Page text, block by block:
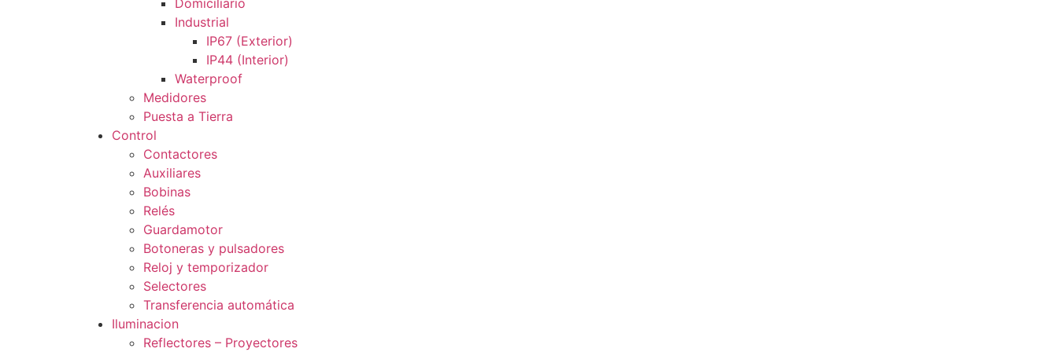
Domiciliario
Industrial
IP67 (Exterior)
IP44 (Interior)
Waterproof
Medidores
Puesta a Tierra
Control
Contactores
Auxiliares
Bobinas
Relés
Guardamotor
Botoneras y pulsadores
Reloj y temporizador
Selectores
Transferencia automática
Iluminacion
Reflectores – Proyectores